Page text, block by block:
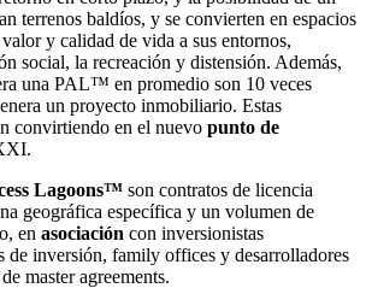
terrenos baldíos, y se convierten en espacios
y calidad de vida a sus entornos,
social, la recreación y distensión. Además,
una PAL™ en promedio son 10 veces
un proyecto inmobiliario. Estas
convirtiendo en el nuevo punto de
Lagoons™ son contratos de licencia
geográfica específica y un volumen de
en asociación con inversionistas
de inversión, family offices y desarrolladores
master agreements.